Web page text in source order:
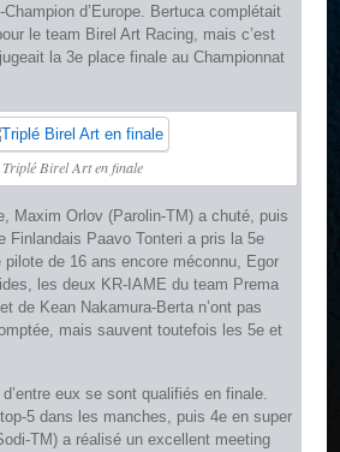
d’Europe. Bertuca complétait
le team Birel Art Racing, mais c’est
la 3e place finale au Championnat
Triplé Birel Art en finale
Maxim Orlov (Parolin-TM) a chuté, puis
Finlandais Paavo Tonteri a pris la 5e
pilote de 16 ans encore méconnu, Egor
les deux KR-IAME du team Prema
de Kean Nakamura-Berta n’ont pas
mais sauvent toutefois les 5e et
eux se sont qualifiés en finale.
5 dans les manches, puis 4e en super
TM) a réalisé un excellent meeting